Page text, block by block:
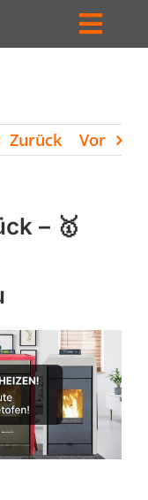
Zurück Vor
– 🥇